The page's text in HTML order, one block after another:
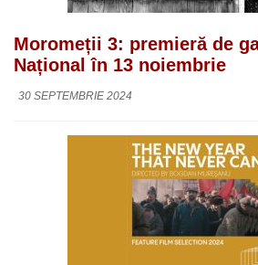
Moromeții 3: premieră de
Național în 13 noiembrie
30 SEPTEMBRIE 2024